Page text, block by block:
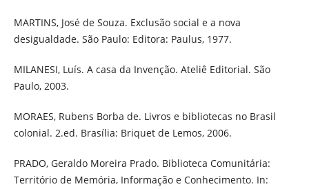
MARTINS, José de Souza. Exclusão social e a nova
desigualdade. São Paulo: Editora: Paulus, 1977.
MILANESI, Luís. A casa da Invenção. Ateliê Editorial. São
Paulo, 2003.
MORAES, Rubens Borba de. Livros e bibliotecas no Brasil
colonial. 2.ed. Brasília: Briquet de Lemos, 2006.
PRADO, Geraldo Moreira Prado. Biblioteca Comunitária:
Território de Memória, Informação e Conhecimento. In: